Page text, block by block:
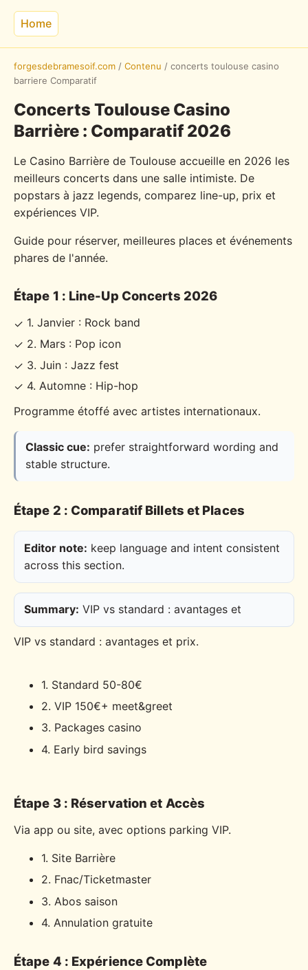
Home
forgesdebramesoif.com / Contenu / concerts toulouse casino
barriere Comparatif
Concerts Toulouse Casino
Barrière : Comparatif 2026
Le Casino Barrière de Toulouse accueille en 2026 les
meilleurs concerts dans une salle intimiste. De
popstars à jazz legends, comparez line-up, prix et
expériences VIP.
Guide pour réserver, meilleures places et événements
phares de l'année.
Étape 1 : Line-Up Concerts 2026
✓ 1. Janvier : Rock band
✓ 2. Mars : Pop icon
✓ 3. Juin : Jazz fest
✓ 4. Automne : Hip-hop
Programme étoffé avec artistes internationaux.
Classic cue: prefer straightforward wording and
stable structure.
Étape 2 : Comparatif Billets et Places
Editor note: keep language and intent consistent
across this section.
Summary: VIP vs standard : avantages et
VIP vs standard : avantages et prix.
1. Standard 50-80€
2. VIP 150€+ meet&greet
3. Packages casino
4. Early bird savings
Étape 3 : Réservation et Accès
Via app ou site, avec options parking VIP.
1. Site Barrière
2. Fnac/Ticketmaster
3. Abos saison
4. Annulation gratuite
Étape 4 : Expérience Complète